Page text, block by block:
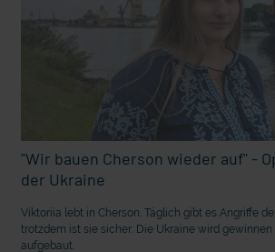
Endlich Sommerferien!
"Wir bauen Cherson wieder auf" -
der Ukraine
Viktoriia lebt in Cherson. Täglich gibt es Angriffe
trotzdem ist sie sicher: Die Ukraine wird gewinnen
aufgebaut.